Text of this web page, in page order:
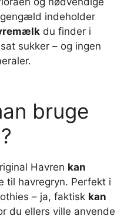
indeholder
du finder i
sukker – og ingen
bruge
Havren kan
til havregryn. Perfekt i
– ja, faktisk kan
du ellers ville anvende